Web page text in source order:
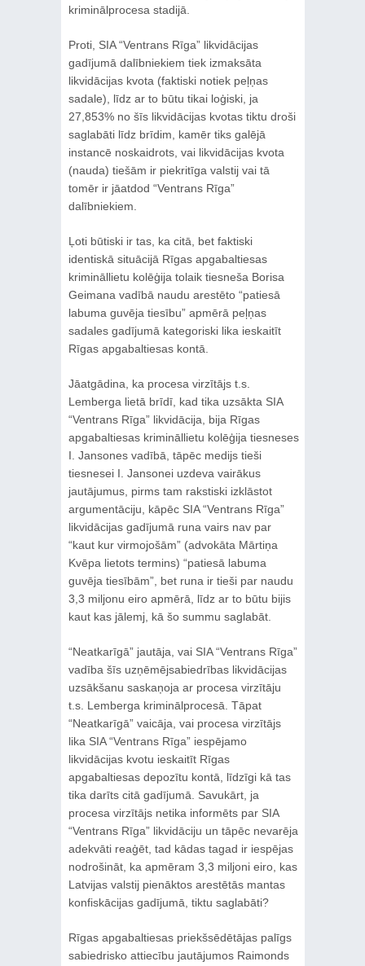
kriminālprocesa stadijā.
Proti, SIA “Ventrans Rīga” likvidācijas
gadījumā dalībniekiem tiek izmaksāta
likvidācijas kvota (faktiski notiek peļņas
sadale), līdz ar to būtu tikai loģiski, ja
27,853% no šīs likvidācijas kvotas tiktu droši
saglabāti līdz brīdim, kamēr tiks galējā
instancē noskaidrots, vai likvidācijas kvota
(nauda) tiešām ir piekritīga valstij vai tā
tomēr ir jāatdod “Ventrans Rīga”
dalībniekiem.
Ļoti būtiski ir tas, ka citā, bet faktiski
identiskā situācijā Rīgas apgabaltiesas
krimināllietu kolēģija tolaik tiesneša Borisa
Geimana vadībā naudu arestēto “patiesā
labuma guvēja tiesību” apmērā peļņas
sadales gadījumā kategoriski lika ieskaitīt
Rīgas apgabaltiesas kontā.
Jāatgādina, ka procesa virzītājs t.s.
Lemberga lietā brīdī, kad tika uzsākta SIA
“Ventrans Rīga” likvidācija, bija Rīgas
apgabaltiesas krimināllietu kolēģija tiesneses
I. Jansones vadībā, tāpēc medijs tieši
tiesnesei I. Jansonei uzdeva vairākus
jautājumus, pirms tam rakstiski izklāstot
argumentāciju, kāpēc SIA “Ventrans Rīga”
likvidācijas gadījumā runa vairs nav par
“kaut kur virmojošām” (advokāta Mārtiņa
Kvēpa lietots termins) “patiesā labuma
guvēja tiesībām”, bet runa ir tieši par naudu
3,3 miljonu eiro apmērā, līdz ar to būtu bijis
kaut kas jālemj, kā šo summu saglabāt.
“Neatkarīgā” jautāja, vai SIA “Ventrans Rīga”
vadība šīs uzņēmējsabiedrības likvidācijas
uzsākšanu saskaņoja ar procesa virzītāju
t.s. Lemberga kriminālprocesā. Tāpat
“Neatkarīgā” vaicāja, vai procesa virzītājs
lika SIA “Ventrans Rīga” iespējamo
likvidācijas kvotu ieskaitīt Rīgas
apgabaltiesas depozītu kontā, līdzīgi kā tas
tika darīts citā gadījumā. Savukārt, ja
procesa virzītājs netika informēts par SIA
“Ventrans Rīga” likvidāciju un tāpēc nevarēja
adekvāti reaģēt, tad kādas tagad ir iespējas
nodrošināt, ka apmēram 3,3 miljoni eiro, kas
Latvijas valstij pienāktos arestētās mantas
konfiskācijas gadījumā, tiktu saglabāti?
Rīgas apgabaltiesas priekšsēdētājas palīgs
sabiedrisko attiecību jautājumos Raimonds